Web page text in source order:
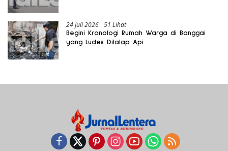
24 Juli 2026 51 Lihat
Begini Kronologi Rumah Warga di Banggai
yang Ludes Dilalap Api